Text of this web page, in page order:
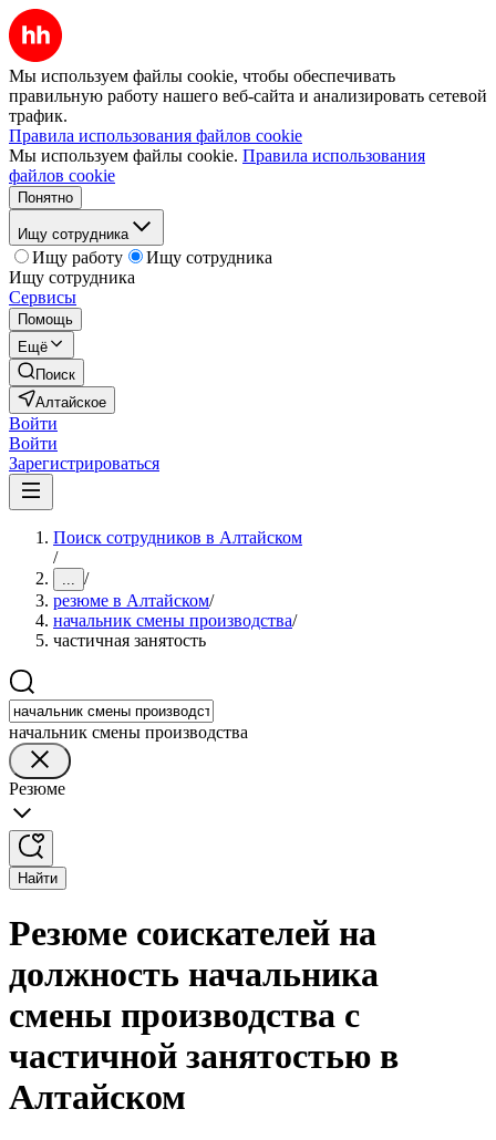
Мы используем файлы cookie, чтобы обеспечивать
правильную работу нашего веб-сайта и анализировать сетевой
трафик.
Правила использования файлов cookie
Мы используем файлы cookie. Правила использования
файлов cookie
Понятно
Ищу сотрудника
Ищу работу
Ищу сотрудника
Ищу сотрудника
Сервисы
Помощь
Ещё
Поиск
Алтайское
Войти
Войти
Зарегистрироваться
Поиск сотрудников в Алтайском
/
... /
резюме в Алтайском/
начальник смены производства/
частичная занятость
начальник смены производства
Резюме
Найти
Резюме соискателей на
должность начальника
смены производства с
частичной занятостью в
Алтайском